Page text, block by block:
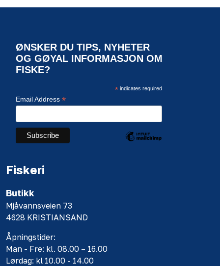
ØNSKER DU TIPS, NYHETER
OG GØYAL INFORMASJON OM
FISKE?
*indicates required
Email Address *
Fiskeri
Butikk
Mjåvannsveien 73
4628 KRISTIANSAND
Åpningstider:
Man - Fre: kl. 08.00 – 16.00
Lørdag: kl 10.00 - 14.00